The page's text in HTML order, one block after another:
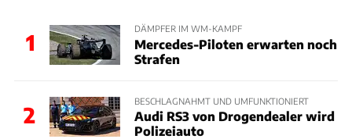
1
DÄMPFER IM WM-KAMPF
Mercedes-Piloten erwarten noch
Strafen
2
BESCHLAGNAHMT UND UMFUNKTIONIERT
Audi RS3 von Drogendealer wird
Polizeiauto